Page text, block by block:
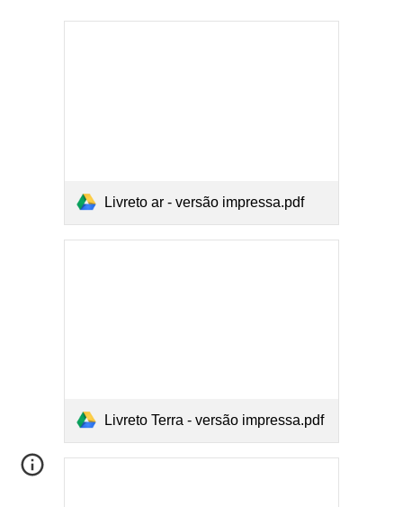
Livreto ar - versão impressa.pdf
Livreto Terra - versão impressa.pdf